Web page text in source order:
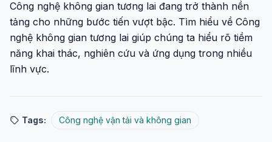
Công nghệ không gian tương lai đang trở thành nền
tảng cho những bước tiến vượt bậc. Tìm hiểu về Công
nghệ không gian tương lai giúp chúng ta hiểu rõ tiềm
năng khai thác, nghiên cứu và ứng dụng trong nhiều
lĩnh vực.
Tags: Công nghệ vận tải và không gian